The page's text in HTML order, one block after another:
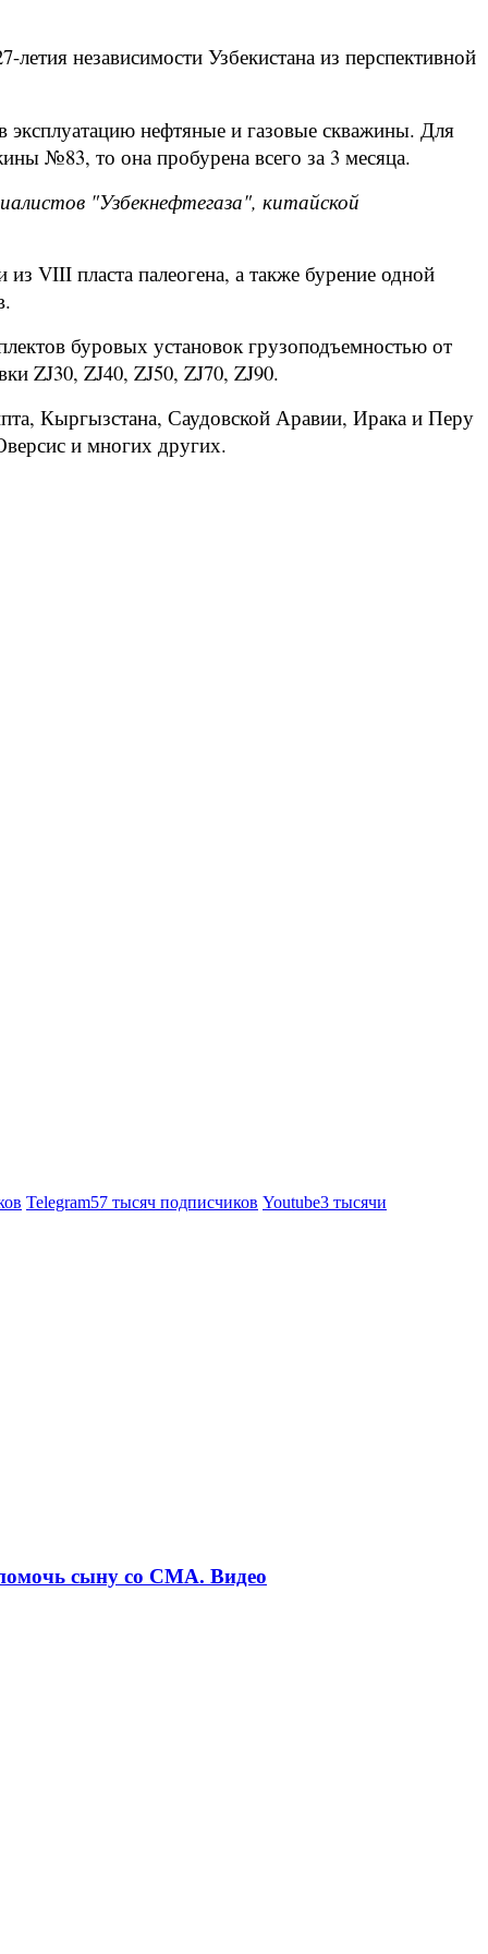
независимости Узбекистана из перспективной
нефтяные и газовые скважины. Для
№83, то она пробурена всего за 3 месяца.
"Узбекнефтегаза", китайской
VIII пласта палеогена, а также бурение одной
буровых установок грузоподъемностью от
ZJ30, ZJ40, ZJ50, ZJ70, ZJ90.
Кыргызстана, Саудовской Аравии, Ирака и Перу
и многих других.
Telegram57 тысяч подписчиков Youtube3 тысячи
сыну со СМА. Видео